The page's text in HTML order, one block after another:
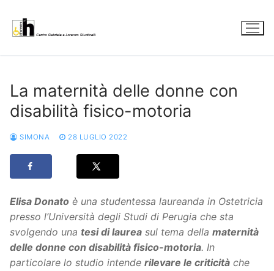
contenuto
La maternità delle donne con
disabilità fisico-motoria
SIMONA 28 LUGLIO 2022
Elisa Donato è una studentessa laureanda in Ostetricia
presso l’Università degli Studi di Perugia che sta
svolgendo una tesi di laurea sul tema della maternità
delle donne con disabilità fisico-motoria. In
particolare lo studio intende rilevare le criticità che